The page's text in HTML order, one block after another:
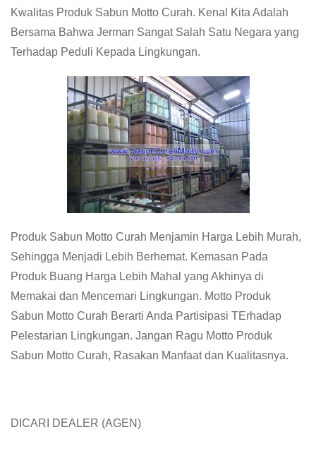
Kwalitas Produk Sabun Motto Curah. Kenal Kita Adalah
Bersama Bahwa Jerman Sangat Salah Satu Negara yang
Terhadap Peduli Kepada Lingkungan.
Produk Sabun Motto Curah Menjamin Harga Lebih Murah,
Sehingga Menjadi Lebih Berhemat. Kemasan Pada
Produk Buang Harga Lebih Mahal yang Akhinya di
Memakai dan Mencemari Lingkungan. Motto Produk
Sabun Motto Curah Berarti Anda Partisipasi TErhadap
Pelestarian Lingkungan. Jangan Ragu Motto Produk
Sabun Motto Curah, Rasakan Manfaat dan Kualitasnya.
DICARI DEALER (AGEN)